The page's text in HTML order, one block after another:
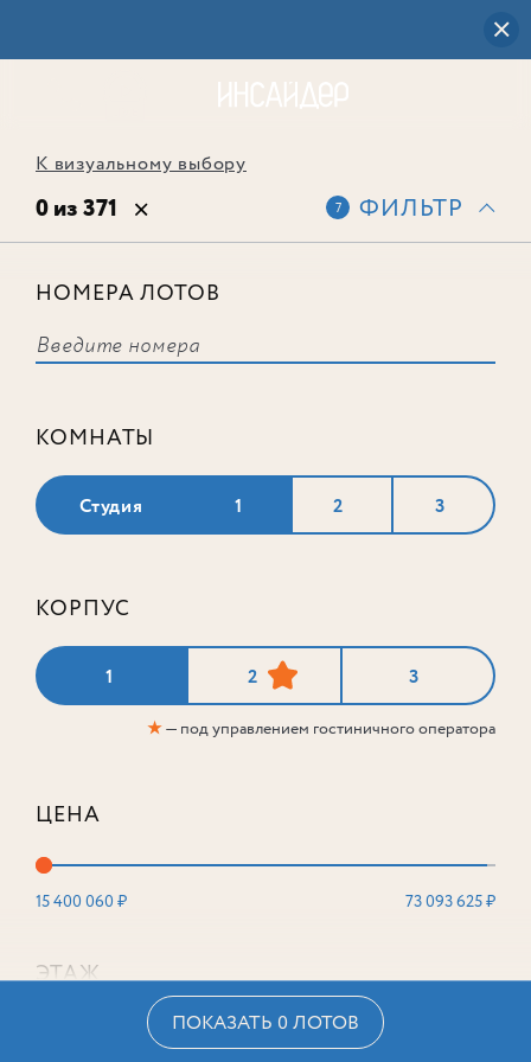
К визуальному выбору
0 из 371 7 ФИЛЬТР
НОМЕРА ЛОТОВ
КОМНАТЫ
Студия 1 2 3
КОРПУС
1 2 3
★— под управлением гостиничного оператора
ЦЕНА
15 400 060 ₽ 73 093 625 ₽
ЭТАЖ
ПОКАЗАТЬ 0 ЛОТОВ
соответствует ни одного лота